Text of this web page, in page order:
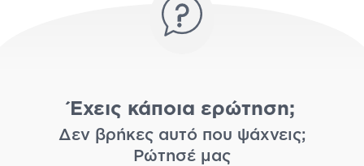
Έχεις κάποια ερώτηση;
Δεν βρήκες αυτό που ψάχνεις;
Ρώτησέ μας